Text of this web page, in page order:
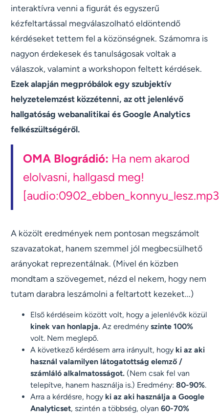
interaktívra venni a figurát és egyszerű
kézfeltartással megválaszolható eldöntendő
kérdéseket tettem fel a közönségnek. Számomra is
nagyon érdekesek és tanulságosak voltak a
válaszok, valamint a workshopon feltett kérdések.
Ezek alapján megpróbálok egy szubjektív
helyzetelemzést közzétenni, az ott jelenlévő
hallgatóság webanalitikai és Google Analytics
felkészültségéről.
OMA Blográdió: Ha nem akarod
elolvasni, hallgasd meg!
A közölt eredmények nem pontosan megszámolt
szavazatokat, hanem szemmel jól megbecsülhető
arányokat reprezentálnak. (Mivel én közben
mondtam a szövegemet, nézd el nekem, hogy nem
tutam darabra leszámolni a feltartott kezeket...)
Első kérdéseim között volt, hogy a jelenlévők közül
kinek van honlapja. Az eredményszinte 100%
volt. Nem meglepő.
A következő kérdésem arra irányult, hogy ki az aki
használ valamilyen látogatottság elemző /
számláló alkalmatosságot. (Nem csak fel van
telepítve, hanem használja is.) Eredmény:80-90%.
Arra a kérdésre, hogy ki az aki használja a Google
Analyticset, szintén a többség, olyan60-70%